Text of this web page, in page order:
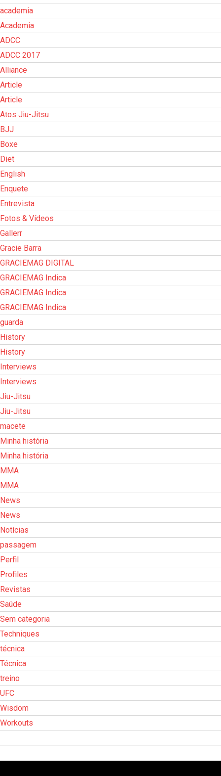
academia
Academia
ADCC
ADCC 2017
Alliance
Article
Article
Atos Jiu-Jitsu
BJJ
Boxe
Diet
English
Enquete
Entrevista
Fotos & Vídeos
Gallerr
Gracie Barra
GRACIEMAG DIGITAL
GRACIEMAG Indica
GRACIEMAG Indica
GRACIEMAG Indica
guarda
History
History
Interviews
Interviews
Jiu-Jitsu
Jiu-Jitsu
macete
Minha história
Minha história
MMA
MMA
News
News
Notícias
passagem
Perfil
Profiles
Revistas
Saúde
Sem categoria
Techniques
técnica
Técnica
treino
UFC
Wisdom
Workouts